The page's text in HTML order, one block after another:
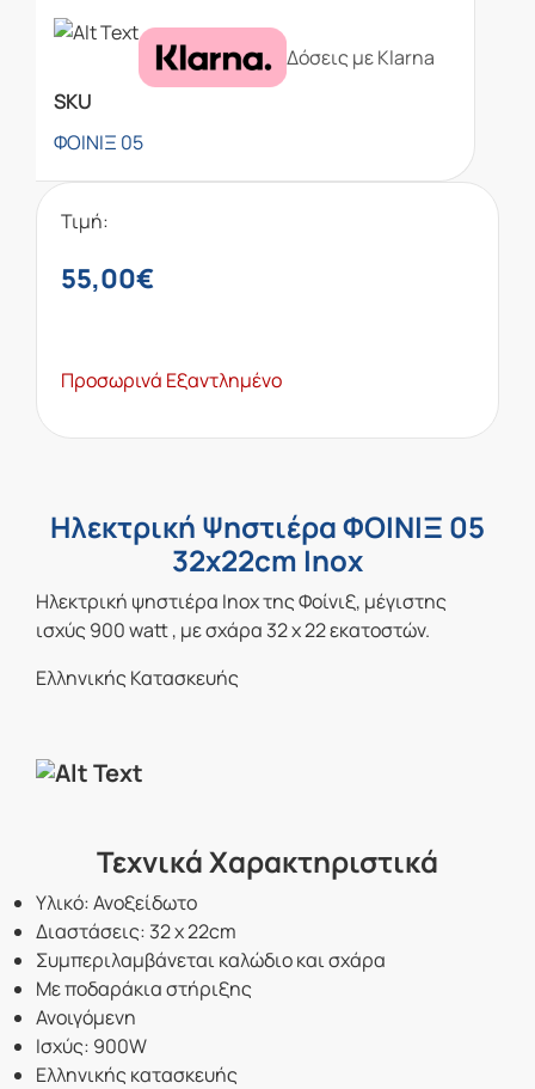
Δόσεις με Klarna
SKU
ΦΟΙΝΙΞ 05
Τιμή:
55,00€
Προσωρινά Εξαντλημένο
Ηλεκτρική Ψηστιέρα ΦΟΙΝΙΞ 05
32x22cm Inox
Ηλεκτρική ψηστιέρα Inox της Φοίνιξ, μέγιστης
ισχύς 900 watt , με σχάρα 32 x 22 εκατοστών.
Ελληνικής Κατασκευής
Τεχνικά Χαρακτηριστικά
Υλικό: Ανοξείδωτο
Διαστάσεις: 32 x 22cm
Συμπεριλαμβάνεται καλώδιο και σχάρα
Με ποδαράκια στήριξης
Ανοιγόμενη
Ισχύς: 900W
Ελληνικής κατασκευής